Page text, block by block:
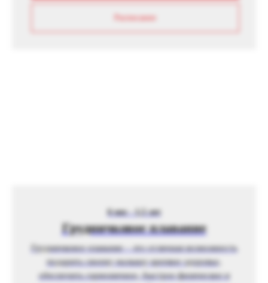
Расписание
6 мес - 1,5 лет
Грудничковое плавание
Грудничковое плавание – это отличная возможность
подарить своему малышу крепкое здоровье,
обеспечить гармоничное, быстрое физическое и